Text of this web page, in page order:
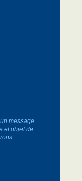
message
et objet de